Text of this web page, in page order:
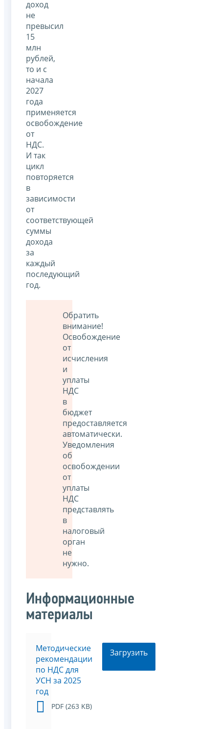
доход
не
превысил
15
млн
рублей,
то и с
начала
2027
года
применяется
освобождение
от
НДС.
И так
цикл
повторяется
в
зависимости
от
соответствующей
суммы
дохода
за
каждый
последующий
год.
Обратить
внимание!
Освобождение
от
исчисления
и
уплаты
НДС
в
бюджет
предоставляется
автоматически.
Уведомления
об
освобождении
от
уплаты
НДС
представлять
в
налоговый
орган
не
нужно.
Информационные
материалы
Методические
рекомендации
по НДС для
УСН за 2025
год
PDF (263 KB)
Загрузить